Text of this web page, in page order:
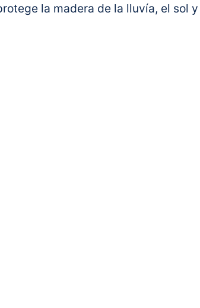
la madera de la lluvía, el sol